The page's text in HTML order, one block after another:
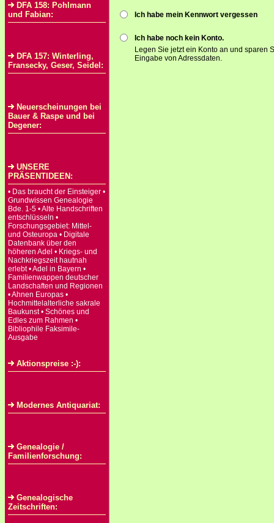
DFA 158: Pohlmann
und Fabian:
DFA 157: Winterling,
Fransecky, Geser, Seidel:
Neuerscheinungen bei
Bauer & Raspe und bei
Degener:
UNSERE
PRÄSENTIDEEN:
• Das braucht der Einsteiger •
Grundwissen Genealogie
Bde. 1-5 • Alte Handschriften
entschlüsseln •
Forschungsgebiet: Mittel-
und Osteuropa • Digitale
Datenbank über den
höheren Adel • Kriegs- und
Nachkriegszeit hautnah
erlebt • Adel in Bayern •
Familienwappen deutscher
Landschaften und Regionen
• Ahnen Europas •
Hochmittelalterliche sakrale
Baukunst • Schönes und
Edles zum Rahmen •
Bibliophile Faksimile-
Ausgabe
Aktionspreise :-):
Modernes Antiquariat:
Genealogie /
Familienforschung:
Genealogische
Zeitschriften:
Ich habe mein Kennwort vergessen
Ich habe noch kein Konto.
Legen Sie jetzt ein Konto an und sparen
Eingabe von Adressdaten.